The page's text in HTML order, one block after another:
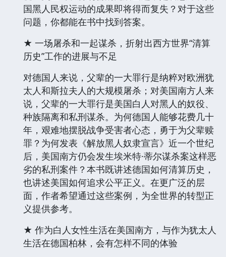
国黑人民权运动的成果即将得而复失？对于这些
问题，你都能在书中找到答案。
★ 一场屠杀和一起谋杀，折射出西方世界“清算
历史”工作的进展与不足
对德国人来说，父辈的一大罪行是纳粹对欧洲犹
太人和斯拉夫人的大规模屠杀；对美国南方人来
说，父辈的一大罪行是美国白人对黑人的奴役、
种族隔离和私刑谋杀。为何德国人能够花费几十
年，艰难地摆脱战争受害者心态，勇于为父辈赎
罪？为何发表《解放黑人奴隶宣言》近一个世纪
后，美国南方仍会发生埃米特·蒂尔谋杀案这样恶
劣的私刑案件？本书既讲述德国如何清算历史，
也讲述美国如何追求公平正义。在更广泛的层
面，作者希望通过这些案例，为全世界的转型正
义提供参考。
★ 作为白人女性生活在美国南方，与作为犹太人
生活在德国柏林，会有怎样不同的体验